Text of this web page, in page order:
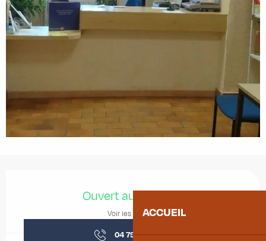
ACCUEIL
Ouvert aujourd'hui
Voir les horaires
04 79 59 50▒▒